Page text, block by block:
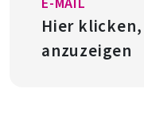
Hier
anzuzeigen